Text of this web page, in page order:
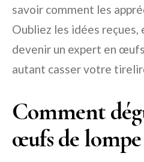
savoir comment les
Oubliez les idées reçues,
devenir un expert en
autant casser votre
Comment
œufs de lompe